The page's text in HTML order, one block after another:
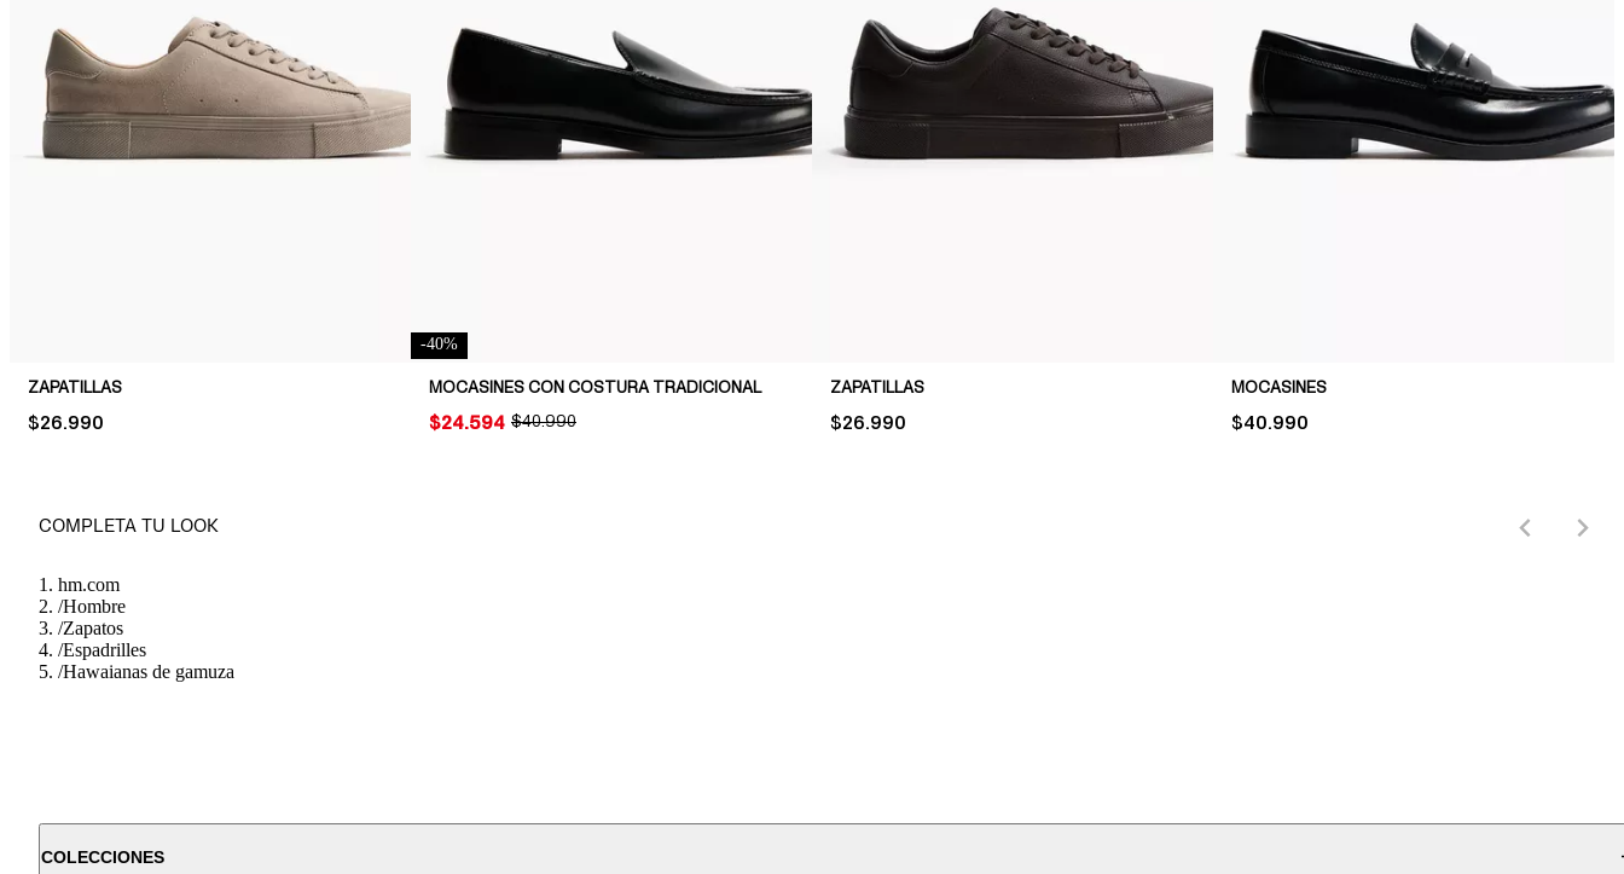
ZAPATILLAS
PRICE:
$26.990
-40%
MOCASINES CON COSTURA TRADICIONAL
ORIGINAL PRICE:
$40.990
PRICE:
$24.594
ZAPATILLAS
PRICE:
$26.990
MOCASINES
PRICE:
$40.990
COMPLETA TU LOOK
hm.com
/Hombre
/Zapatos
/Espadrilles
/Hawaianas de gamuza
COLECCIONES